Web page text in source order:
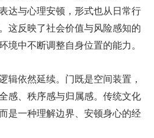
达与心理安顿，形式也从日常行
这反映了社会价值与风险感知的
境中不断调整自身位置的能力。
辑依然延续。门既是空间装置，
感、秩序感与归属感。传统文化
是一种理解边界、安顿身心的经